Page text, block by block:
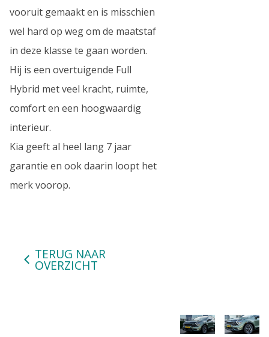
vooruit gemaakt en is misschien
wel hard op weg om de maatstaf
in deze klasse te gaan worden.
Hij is een overtuigende Full
Hybrid met veel kracht, ruimte,
comfort en een hoogwaardig
interieur.
Kia geeft al heel lang 7 jaar
garantie en ook daarin loopt het
merk voorop.
TERUG NAAR
OVERZICHT